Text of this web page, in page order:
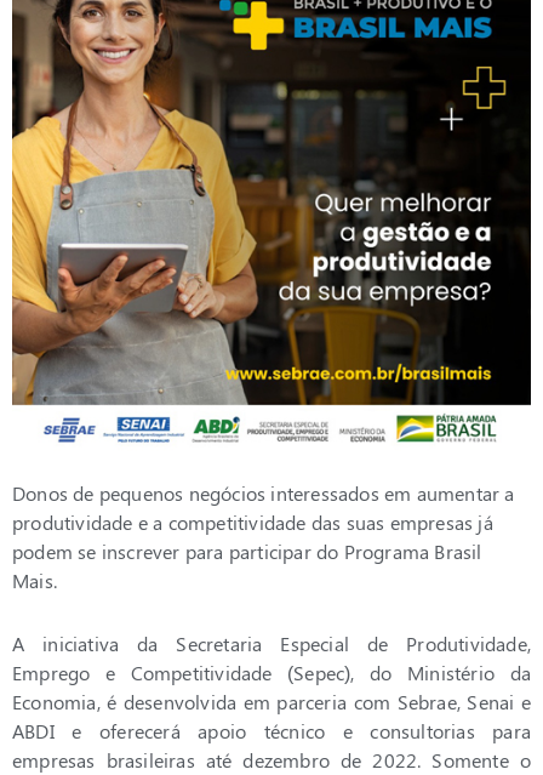
Donos de pequenos negócios interessados em aumentar a
produtividade e a competitividade das suas empresas já
podem se inscrever para participar do Programa Brasil
Mais.
A iniciativa da Secretaria Especial de Produtividade,
Emprego e Competitividade (Sepec), do Ministério da
Economia, é desenvolvida em parceria com Sebrae, Senai e
ABDI e oferecerá apoio técnico e consultorias para
empresas brasileiras até dezembro de 2022. Somente o